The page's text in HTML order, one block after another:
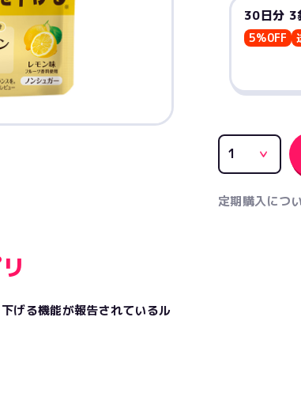
30日分 3
5%0FF
定期購入につ
げる機能が報告されているル